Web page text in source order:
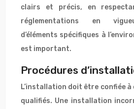
clairs et précis, en
réglementations en
d’éléments spécifiques à
est important.
Procédures
L’installation doit être confiée
qualifiés. Une installation